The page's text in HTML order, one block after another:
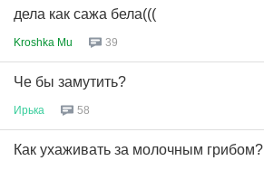
дела как сажа бела(((
Kroshka Mu 39
Че бы замутить?
Ирька 58
Как ухаживать за молочным грибом?